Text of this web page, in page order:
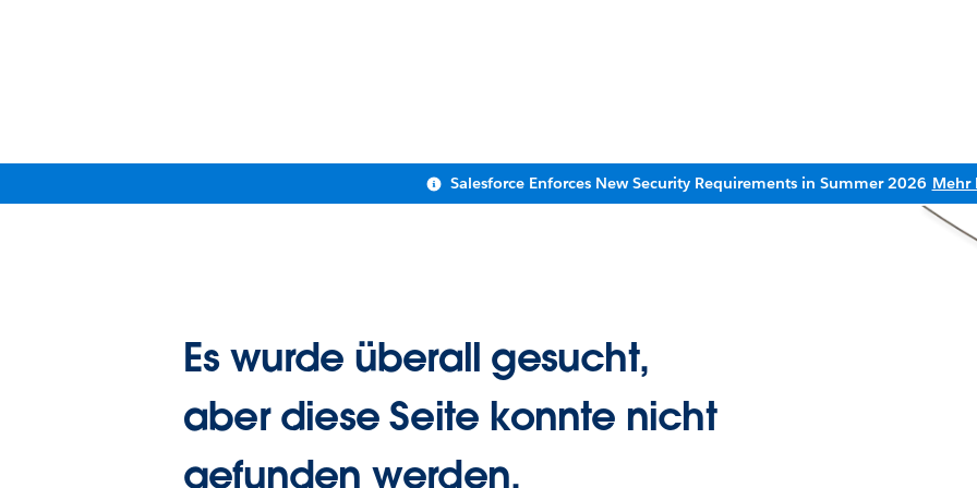
Salesforce Enforces New Security Requirements in Summer 2026 Mehr
Es wurde überall gesucht,
aber diese Seite konnte nicht
gefunden werden.